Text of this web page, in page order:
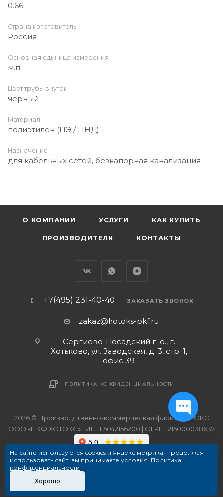
0.66
Страна изготовитель
Россия
Основная единица измерения
м.п.
Цвет трубы внутри
черный
Материал
полиэтилен (ПЭ / ПНД)
Назначение
для кабельных сетей, безнапорная канализация
О КОМПАНИИ УСЛУГИ КАК КУПИТЬ
ПРОИЗВОДИТЕЛИ КОНТАКТЫ
+7(495) 231-40-40 ЗАКАЗАТЬ ЗВОНОК
zakaz@hotoks-pkf.ru
Сергиево-Посадский г. о., г.
Хотьково, ул. Заводская, д. 3, стр. 1,
офис 39
ПОЛИТИКА КОНФИДЕНЦИАЛЬНОСТИ
2026 © Производственно-коммерческая фирма ХОТОКС
ООО «ПКФ ХОТОКС» | ИНН 5042156200 | ОГРН 1215000038637
На сайте используются cookies и Яндекс метрика. Продолжая
использовать сайт, вы принимаете условия. Политика
конфиденциальности
Хорошо